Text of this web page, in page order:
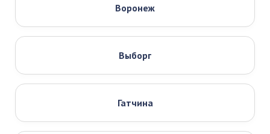
Воронеж
Выборг
Гатчина